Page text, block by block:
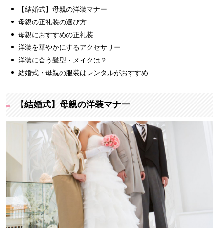
業界最大級のインターネット専門
ファッションモデルやアパレルバイヤーの経験もあ
り、おしゃれコンシャスでは主に商品の仕入れを担
TV、新聞をはじめとする100を超えるメディアに出演
しています。
【結婚式】母親の洋装マナー
母親の正礼装の選び方
母親におすすめの正礼装
洋装を華やかにするアクセサリー
洋装に合う髪型・メイクは？
結婚式・母親の服装はレンタルがおすすめ
【結婚式】母親の洋装マナー